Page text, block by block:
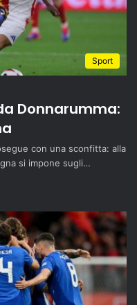
Sport
Donnarumma:
con una sconfitta: alla
si impone sugli…